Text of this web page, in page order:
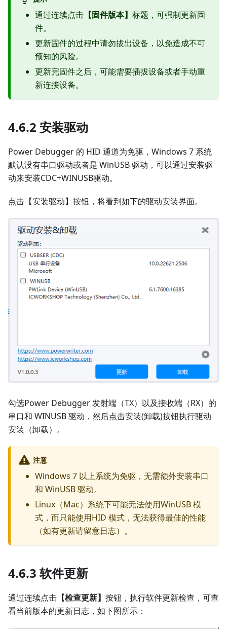
通过连续点击 【固件版本】 标题，可强制更新固
件。
更新固件的过程中请勿拔出设备，以免造成不可
预知的风险。
更新完固件之后，可能需要插拔设备或者手动重
新连接设备。
4.6.2 安装驱动
Power Debugger 的 HID 通道为免驱，Windows 7 系统
默认没有串口驱动或者是 WinUSB 驱动，可以通过安装驱
动来安装CDC+WINUSB驱动。
点击【安装驱动】按钮，将看到如下的驱动安装界面。
勾选Power Debugger 发射端（TX）以及接收端（RX）的
串口和 WINUSB 驱动，然后点击安装(卸载)按钮执行驱动
安装（卸载）。
注意
Windows 7 以上系统为免驱，无需额外安装串口
和 WinUSB 驱动。
Linux（Mac）系统下可能无法使用WinUSB 模
式，而只能使用HID 模式，无法获得最佳的性能
（如有更新请留意日志）。
4.6.3 软件更新
通过连续点击 【检查更新】 按钮，执行软件更新检查，可查
看当前版本的更新日志，如下图所示：